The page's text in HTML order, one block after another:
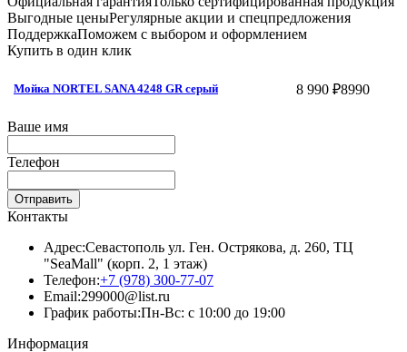
Выгодные ценыРегулярные акции и спецпредложения
ПоддержкаПоможем с выбором и оформлением
Купить в один клик
Мойка NORTEL SANA 4248 GR серый 8 990 ₽8990
Ваше имя
Телефон
Отправить
Контакты
Адрес:Севастополь ул. Ген. Острякова, д. 260, ТЦ
"SeaMall" (корп. 2, 1 этаж)
Телефон:+7 (978) 300-77-07
Email:299000@list.ru
График работы:Пн-Вс: с 10:00 до 19:00
Информация